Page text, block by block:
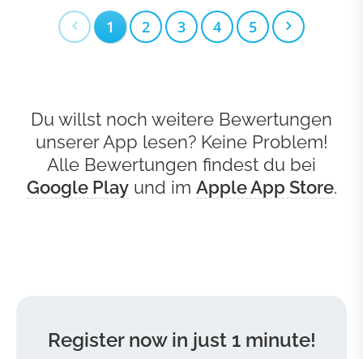
1 2 3 4 5
Du willst noch weitere Bewertungen
unserer App lesen? Keine Problem!
Alle Bewertungen findest du bei
Google Playund im Apple App Store.
Register now in just 1 minute!